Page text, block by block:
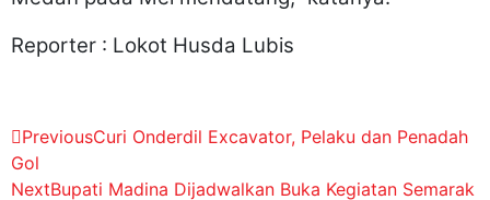
Reporter : Lokot Husda Lubis
PreviousCuri Onderdil Excavator, Pelaku dan Penadah
Gol
NextBupati Madina Dijadwalkan Buka Kegiatan Semarak